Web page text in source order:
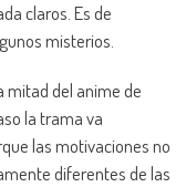
claros. Es de
misterios.
mitad del anime de
la trama va
las motivaciones no
diferentes de las